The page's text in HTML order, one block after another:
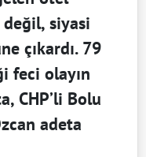
değil, siyasi
çıkardı. 79
feci olayın
CHP’li Bolu
adeta